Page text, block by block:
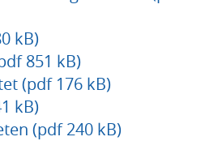
kB)
851 kB)
(pdf 176 kB)
kB)
(pdf 240 kB)